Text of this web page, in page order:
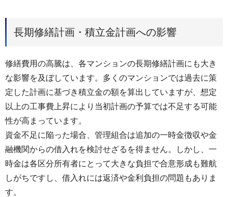
長期修繕計画・積立金計画への影響
修繕費用の高騰は、各マンションの長期修繕計画にも大き
な影響を及ぼしています。多くのマンションでは過去に策
定した計画に基づき積立金の額を算出していますが、想定
以上の工事費上昇により当初計画の予算では不足する可能
性が高まっています。
資金不足に陥った場合、管理組合は追加の一時金徴収や金
融機関からの借入れを検討せざるを得ません。しかし、一
時金は各区分所有者にとって大きな負担で合意形成も難航
しがちですし、借入れには返済や金利負担の問題もありま
す。